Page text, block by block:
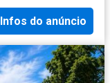
Infos do anúncio